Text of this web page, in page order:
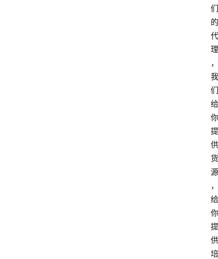
们
的
代
理
，
我
们
给
你
提
供
货
源
，
给
你
提
供
培